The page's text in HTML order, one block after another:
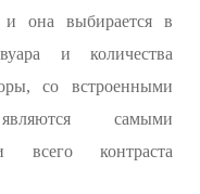
она выбирается в
и количества
со встроенными
самыми
всего контраста